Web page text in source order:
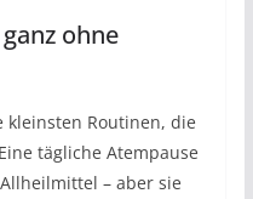
ohne
kleinsten Routinen, die
tägliche Atempause
– aber sie